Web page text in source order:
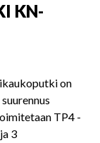
KN-
on
TP4 -
3